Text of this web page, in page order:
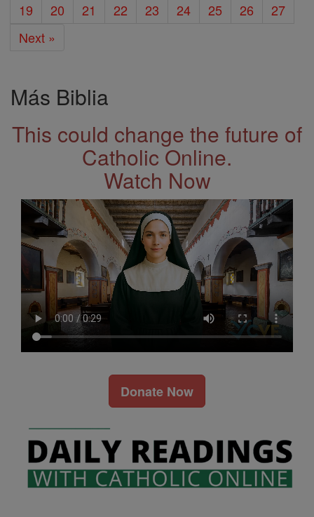
19 20 21 22 23 24 25 26
27
Next »
Más Biblia
This could change the future of
Catholic Online.
Watch Now
Donate Now